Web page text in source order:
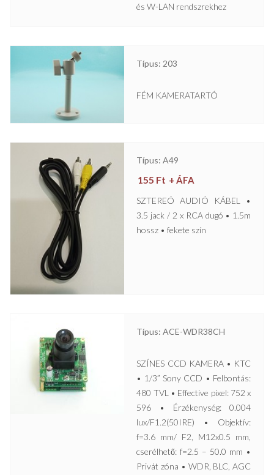
és W-LAN rendszrekhez
Típus: 203
FÉM KAMERATARTÓ
Típus: A49
155 Ft + ÁFA
SZTEREÓ AUDIÓ KÁBEL •
3.5 jack / 2 x RCA dugó • 1.5m
hossz • fekete szín
Típus: ACE-WDR38CH
SZÍNES CCD KAMERA • KTC
• 1/3” Sony CCD • Felbontás:
480 TVL • Effective pixel: 752 x
596 • Érzékenység: 0.004
lux/F1.2(50IRE) • Objektív:
f=3.6 mm/ F2, M12x0.5 mm,
cserélhető: f=2.5 – 50.0 mm •
Privát zóna • WDR, BLC, AGC